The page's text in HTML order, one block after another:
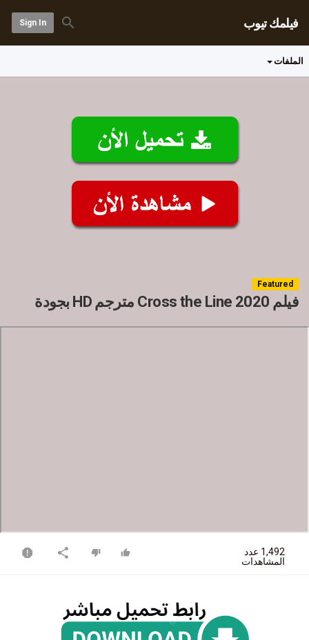
فيلمك تيوب Sign In
الملفات
Featured
فيلم Cross the Line 2020 مترجم HD بجودة
1,492 عدد
المشاهدات